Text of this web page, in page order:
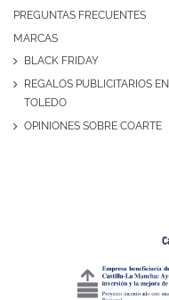
PREGUNTAS FRECUENTES
MARCAS
BLACK FRIDAY
REGALOS PUBLICITARIOS EN
TOLEDO
OPINIONES SOBRE COARTE